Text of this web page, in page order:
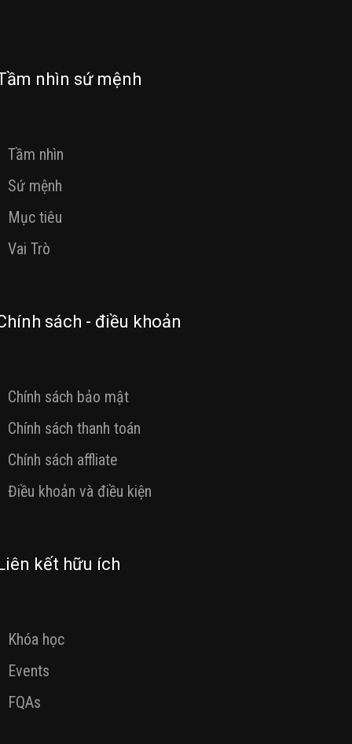
nhìn sứ mệnh
Tầm nhìn
Sứ mệnh
Mục tiêu
Vai Trò
sách - điều khoản
Chính sách bảo mật
Chính sách thanh toán
Chính sách affliate
Điều khoản và điều kiện
kết hữu ích
Khóa học
Events
FQAs